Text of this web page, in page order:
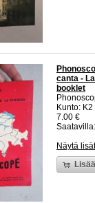
canta -
booklet
Kunto:
7.00 €
Näytä